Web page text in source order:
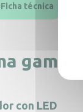
Ficha técnica
gama,
con LED